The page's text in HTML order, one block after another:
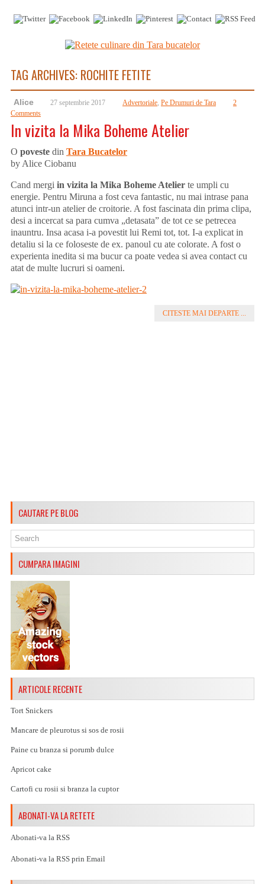
TAG ARCHIVES: ROCHITE FETITE
Alice 27 septembrie 2017 Advertoriale, Pe Drumuri de Tara
2
Comments
In vizita la Mika Boheme Atelier
O poveste din Tara Bucatelor
by Alice Ciobanu
Cand mergi in vizita la Mika Boheme Atelier te umpli cu
energie. Pentru Miruna a fost ceva fantastic, nu mai intrase pana
atunci intr-un atelier de croitorie. A fost fascinata din prima clipa,
desi a incercat sa para cumva „detasata” de tot ce se petrecea
inauntru. Insa acasa i-a povestit lui Remi tot, tot. I-a explicat in
detaliu si la ce foloseste de ex. panoul cu ate colorate. A fost o
experienta inedita si ma bucur ca poate vedea si avea contact cu
atat de multe lucruri si oameni.
CITESTE MAI DEPARTE ...
CAUTARE PE BLOG
CUMPARA IMAGINI
ARTICOLE RECENTE
Tort Snickers
Mancare de pleurotus si sos de rosii
Paine cu branza si porumb dulce
Apricot cake
Cartofi cu rosii si branza la cuptor
ABONATI-VA LA RETETE
Abonati-va la RSS
Abonati-va la RSS prin Email